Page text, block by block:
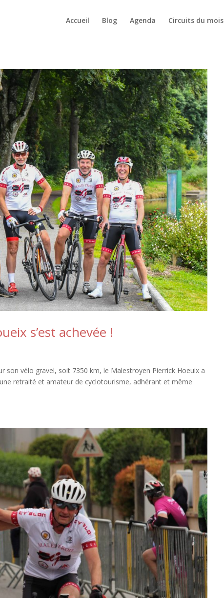
Accueil Blog Agenda Circuits du mois
s’est achevée !
son vélo gravel, soit 7350 km, le Malestroyen Pierrick Hoeuix a
retraité et amateur de cyclotourisme, adhérant et même